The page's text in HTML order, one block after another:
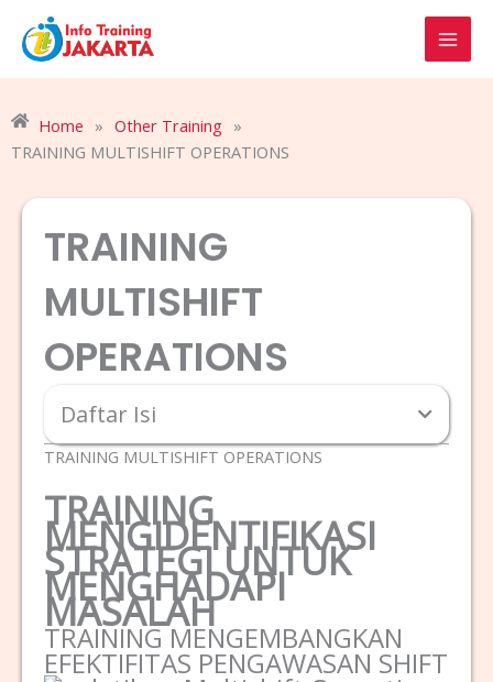
content
Home » Other Training »
TRAINING MULTISHIFT OPERATIONS
TRAINING
MULTISHIFT
OPERATIONS
Daftar Isi
TRAINING MULTISHIFT OPERATIONS
TRAINING
MENGIDENTIFIKASI
STRATEGI UNTUK
MENGHADAPI
MASALAH
TRAINING MENGEMBANGKAN
EFEKTIFITAS PENGAWASAN SHIFT